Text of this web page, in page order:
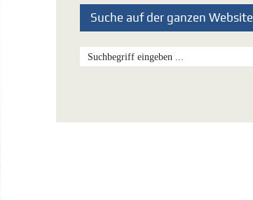
Suche auf der ganzen Website